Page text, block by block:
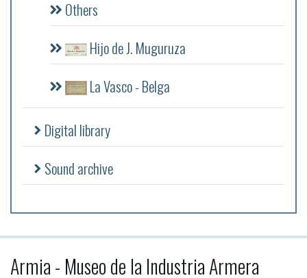
Others
Hijo de J. Muguruza
La Vasco - Belga
Digital library
Sound archive
Armia - Museo de la Industria Armera